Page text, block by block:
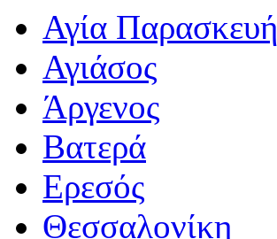
Αγία Παρασκευή
Αγιάσος
Άργενος
Βατερά
Ερεσός
Θεσσαλονίκη